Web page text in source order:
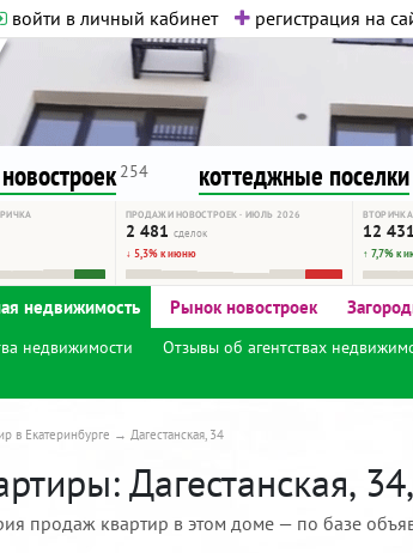
войти в личный кабинет регистрация на
шок-контента.
помогает вам. Удачи!
254 коттеджные поселки
ПРОДАЖИ НОВОСТРОЕК · ИЮЛЬ 2026
2 481 сделок
↓ 5,3% к июню
12 431
↑ 7,7% к
недвижимость Рынок новостроек
недвижимости Отзывы об агентствах
в Екатеринбурге Дагестанская, 34
Дагестанская,
продаж квартир в этом доме — по базе